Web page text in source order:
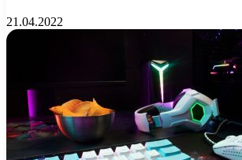
21.04.2022